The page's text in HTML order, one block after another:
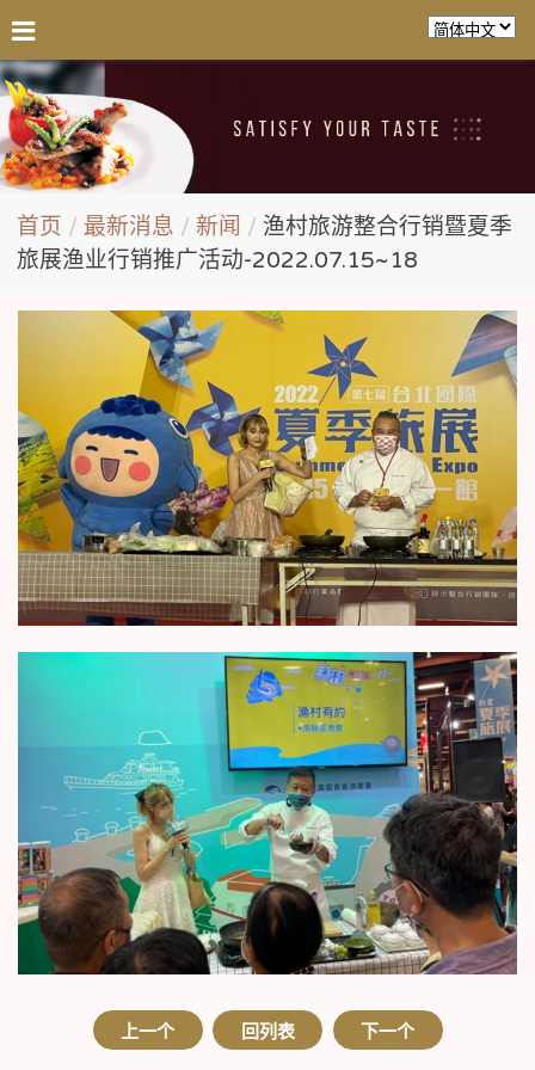
首页 最新消息 新闻
渔村旅游整合行销暨夏季
旅展渔业行销推广活动-2022.07.15~18
上一个 回列表 下一个